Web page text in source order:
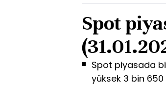
Spot
Spot piyasada
yüksek 3 bin